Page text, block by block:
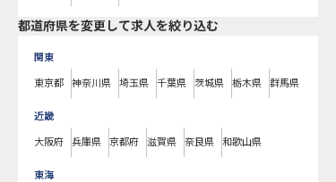
都道府県を変更して求人を絞り込む
関東
東京都 神奈川県 埼玉県 千葉県 茨城県 栃木県 群馬県
近畿
大阪府 兵庫県 京都府 滋賀県 奈良県 和歌山県
東海